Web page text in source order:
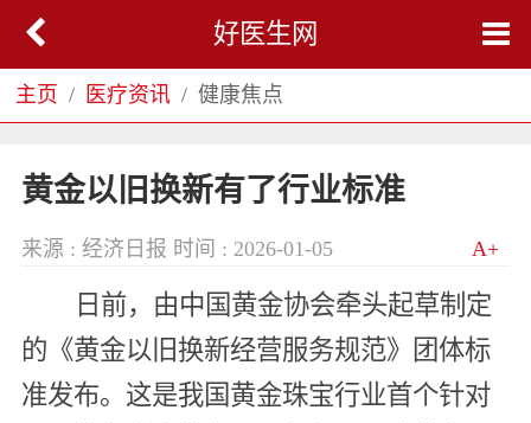
好医生网
主页 医疗资讯 健康焦点
黄金以旧换新有了行业标准
来源 : 经济日报 时间 : 2026-01-05 A+
日前，由中国黄金协会牵头起草制定
的《黄金以旧换新经营服务规范》团体标
准发布。这是我国黄金珠宝行业首个针对